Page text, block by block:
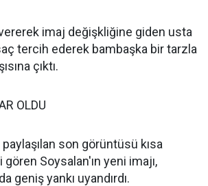
imaj değişkliğine giden usta
tercih ederek bambaşka bir tarzla
çıktı.
OLDU
son görüntüsü kısa
Soysalan'ın yeni imajı,
geniş yankı uyandırdı.